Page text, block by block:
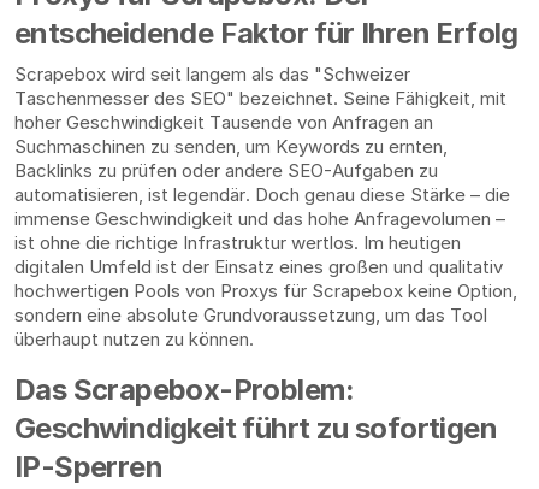
entscheidende Faktor für Ihren Erfolg
Scrapebox wird seit langem als das "Schweizer
Taschenmesser des SEO" bezeichnet. Seine Fähigkeit, mit
hoher Geschwindigkeit Tausende von Anfragen an
Suchmaschinen zu senden, um Keywords zu ernten,
Backlinks zu prüfen oder andere SEO-Aufgaben zu
automatisieren, ist legendär. Doch genau diese Stärke – die
immense Geschwindigkeit und das hohe Anfragevolumen –
ist ohne die richtige Infrastruktur wertlos. Im heutigen
digitalen Umfeld ist der Einsatz eines großen und qualitativ
hochwertigen Pools von Proxys für Scrapebox keine Option,
sondern eine absolute Grundvoraussetzung, um das Tool
überhaupt nutzen zu können.
Das Scrapebox-Problem:
Geschwindigkeit führt zu sofortigen
IP-Sperren